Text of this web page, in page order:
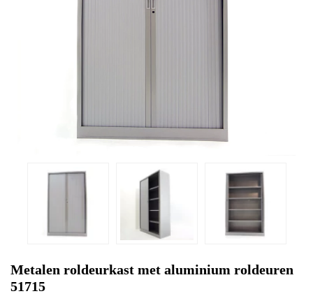
Metalen roldeurkast met aluminium roldeuren
51715